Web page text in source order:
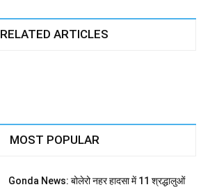
RELATED ARTICLES
MOST POPULAR
Gonda News: बोलेरो नहर हादसा में 11 श्रद्धालुओं